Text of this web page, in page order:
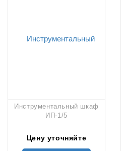
Инструментальный шкаф
ИП-1/5
Цену уточняйте